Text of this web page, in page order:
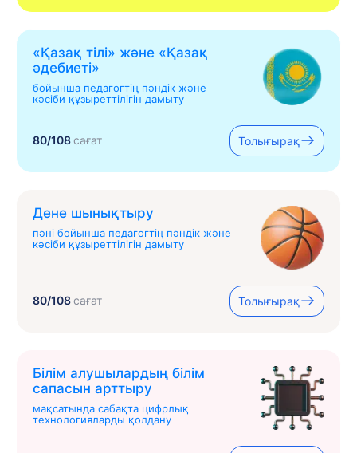
«Қазақ тілі» жəне «Қазақ
əдебиеті»
бойынша педагогтің пәндік және
кәсіби құзыреттілігін дамыту
80/108сағат Толығырақ
Дене шынықтыру
пәні бойынша педагогтің пәндік және
кәсіби құзыреттілігін дамыту
80/108сағат Толығырақ
Білім алушылардың білім
сапасын арттыру
мақсатында сабақта цифрлық
технологияларды қолдану